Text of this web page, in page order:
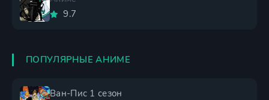
9.7
ПОПУЛЯРНЫЕ АНИМЕ
Ван-Пис 1 сезон